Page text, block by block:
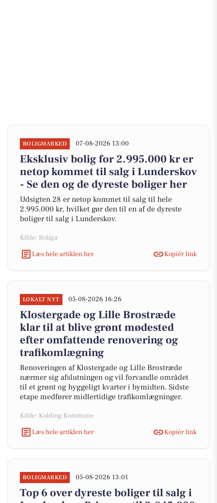
BOLIGMARKED 07-08-2026 13:00
Eksklusiv bolig for 2.995.000 kr er
netop kommet til salg i Lunderskov
- Se den og de dyreste boliger her
Udsigten 28 er netop kommet til salg til hele
2.995.000 kr, hvilket gør den til en af de dyreste
boliger til salg i Lunderskov.
Kilde: Boliga
Læs hele artiklen her
Kopiér link
LOKALT NYT 05-08-2026 16:26
Klostergade og Lille Brostræde
klar til at blive grønt mødested
efter omfattende renovering og
trafikomlægning
Renoveringen af Klostergade og Lille Brostræde
nærmer sig afslutningen og vil forvandle området
til et grønt og hyggeligt kvarter i bymidten. Sidste
etape medfører midlertidige trafikomlægninger.
Kilde: Kolding Kommune
Læs hele artiklen her
Kopiér link
BOLIGMARKED 05-08-2026 13:01
Top 6 over dyreste boliger til salg i